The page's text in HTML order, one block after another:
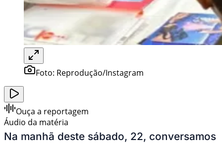
Foto: Reprodução/Instagram
Ouça a reportagem
Áudio da matéria
Na manhã deste sábado, 22, conversamos